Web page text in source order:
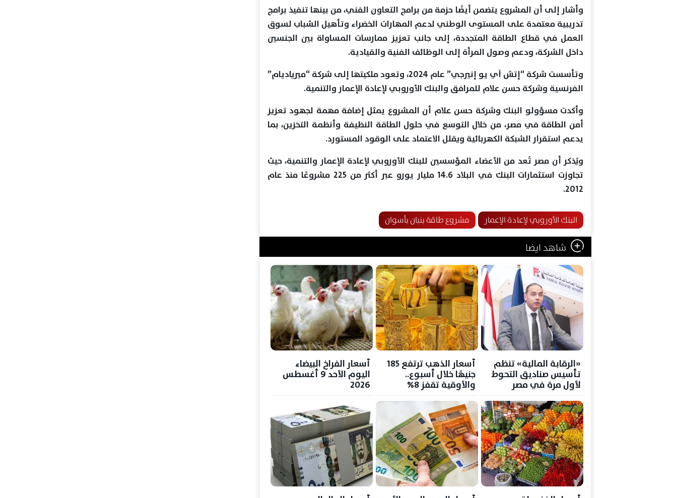
وأشار إلى أن المشروع يتضمن أيضًا حزمة من برامج التعاون الفني، من بينها تنفيذ برامج
تدريبية معتمدة على المستوى الوطني لدعم المهارات الخضراء وتأهيل الشباب لسوق
العمل في قطاع الطاقة المتجددة، إلى جانب تعزيز ممارسات المساواة بين الجنسين
داخل الشركة، ودعم وصول المرأة إلى الوظائف الفنية والقيادية.
وتأسست شركة “إتش آي يو إنيرجي” عام 2024، وتعود ملكيتها إلى شركة “ميرياديام”
الفرنسية وشركة حسن علام للمرافق والبنك الأوروبي لإعادة الإعمار والتنمية.
وأكدت مسؤولو البنك وشركة حسن علام أن المشروع يمثل إضافة مهمة لجهود تعزيز
أمن الطاقة في مصر، من خلال التوسع في حلول الطاقة النظيفة وأنظمة التخزين، بما
يدعم استقرار الشبكة الكهربائية ويقلل الاعتماد على الوقود المستورد.
ويُذكر أن مصر تُعد من الأعضاء المؤسسين للبنك الأوروبي لإعادة الإعمار والتنمية، حيث
تجاوزت استثمارات البنك في البلاد 14.6 مليار يورو عبر أكثر من 225 مشروعًا منذ عام
2012.
البنك الأوروبي لإعادة الإعمار مشروع طاقة بنبان بأسوان
شاهد ايضا
«الرقابة المالية» تنظم
تأسيس صناديق التحوط
لأول مرة في مصر
أسعار الذهب ترتفع 185
جنيهًا خلال أسبوع..
والأوقية تقفز 8%
أسعار الفراخ البيضاء
اليوم الأحد 9 أغسطس
2026